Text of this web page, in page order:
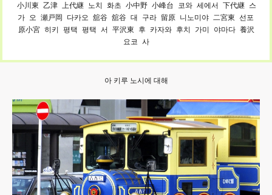
小川東 乙津 上代継 노치 화초 小中野 小峰台 코와 세에서 下代継 스
가
오 瀬戸岡 다카오 舘谷 舘谷 대 구라 留原 니노미야 二宮東 선포
原小宮 히키 평택 평택 서 平沢東 후 카자와 후치 가미 야마다 養沢
요코
사
아 키루 노시에 대해